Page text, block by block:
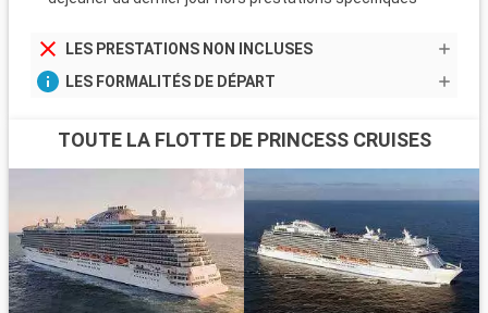
LES PRESTATIONS NON INCLUSES
LES FORMALITÉS DE DÉPART
TOUTE LA FLOTTE DE PRINCESS CRUISES